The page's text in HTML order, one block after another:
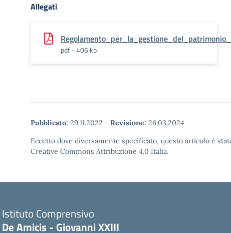
Allegati
pdf - 406 kb
Pubblicato: 29.11.2022 - Revisione: 26.03.2024
Eccetto dove diversamente specificato, questo articolo è
Creative Commons Attribuzione 4.0 Italia.
Istituto Comprensivo
De Amicis - Giovanni XXIII